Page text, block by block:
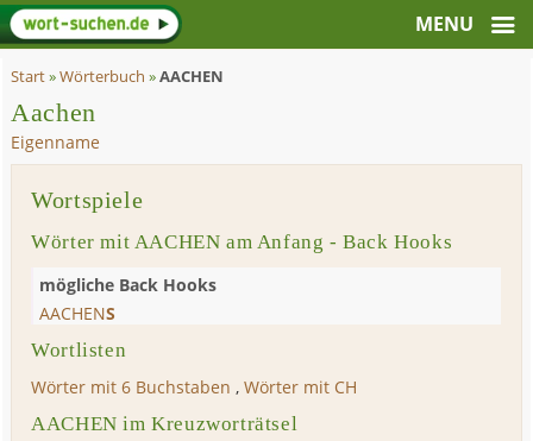
Start»Wörterbuch »AACHEN
Aachen
Eigenname
Wortspiele
Wörter mit AACHEN am Anfang - Back Hooks
mögliche Back Hooks
AACHENS
Wortlisten
Wörter mit 6 Buchstaben ,Wörter mit CH
AACHEN im Kreuzworträtsel